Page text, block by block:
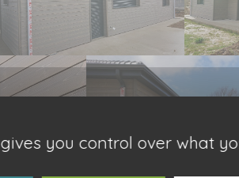
you control over what